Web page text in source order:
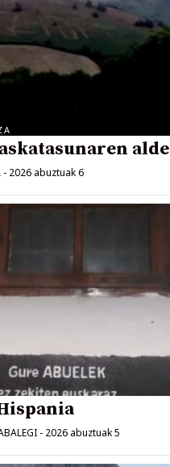
alde
- 2026 abuztuak 6
- 2026 abuztuak 5